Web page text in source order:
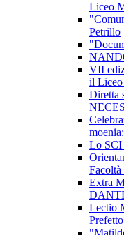
Liceo
Petrillo
VII
il Liceo
Diretta
Lo SCI
Extra
Lectio